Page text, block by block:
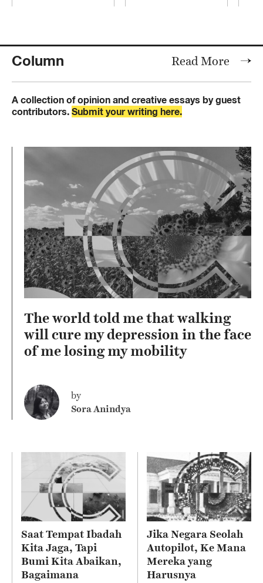
Column Read More
A collection of opinion and creative essays by guest
contributors. Submit your writing here.
The world told me that walking
will cure my depression in the face
of me losing my mobility
by
Sora Anindya
Saat Tempat Ibadah
Kita Jaga, Tapi
Bumi Kita Abaikan,
Bagaimana
Jika Negara Seolah
Autopilot, Ke Mana
Mereka yang
Harusnya